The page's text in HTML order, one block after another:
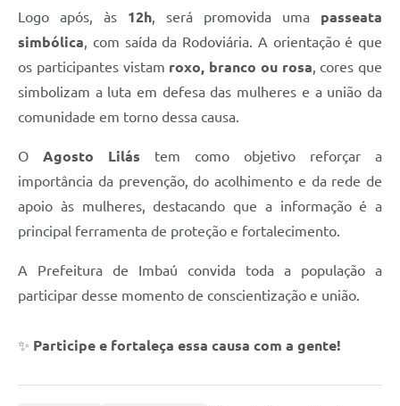
Logo após, às 12h, será promovida uma passeata
simbólica, com saída da Rodoviária. A orientação é que
os participantes vistam roxo, branco ou rosa, cores que
simbolizam a luta em defesa das mulheres e a união da
comunidade em torno dessa causa.
O Agosto Lilás tem como objetivo reforçar a
importância da prevenção, do acolhimento e da rede de
apoio às mulheres, destacando que a informação é a
principal ferramenta de proteção e fortalecimento.
A Prefeitura de Imbaú convida toda a população a
participar desse momento de conscientização e união.
✨ Participe e fortaleça essa causa com a gente!